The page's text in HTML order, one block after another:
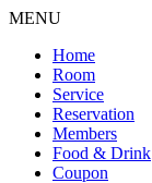
MENU
Home
Room
Service
Reservation
Members
Food & Drink
Coupon